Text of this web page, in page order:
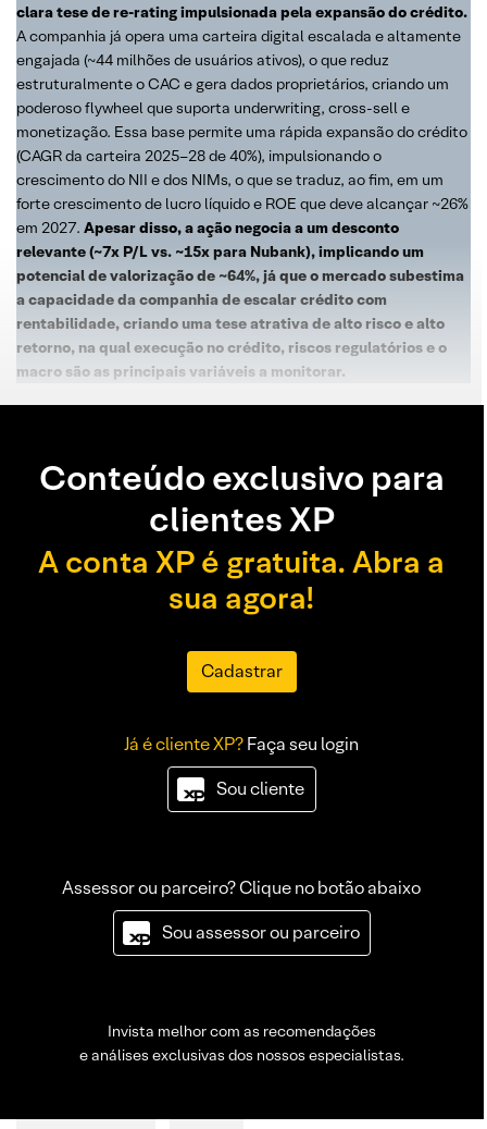
clara tese de re-rating impulsionada pela expansão do crédito.
A companhia já opera uma carteira digital escalada e altamente
engajada (~44 milhões de usuários ativos), o que reduz
estruturalmente o CAC e gera dados proprietários, criando um
poderoso flywheel que suporta underwriting, cross-sell e
monetização. Essa base permite uma rápida expansão do crédito
(CAGR da carteira 2025–28 de 40%), impulsionando o
crescimento do NII e dos NIMs, o que se traduz, ao fim, em um
forte crescimento de lucro líquido e ROE que deve alcançar ~26%
em 2027. Apesar disso, a ação negocia a um desconto
relevante (~7x P/L vs. ~15x para Nubank), implicando um
potencial de valorização de ~64%, já que o mercado subestima
a capacidade da companhia de escalar crédito com
rentabilidade, criando uma tese atrativa de alto risco e alto
retorno, na qual execução no crédito, riscos regulatórios e o
macro são as principais variáveis a monitorar.
Conteúdo exclusivo para
clientes XP
A conta XP é gratuita. Abra a
sua agora!
Cadastrar
Já é cliente XP?Faça seu login
Sou cliente
Assessor ou parceiro? Clique no botão abaixo
Sou assessor ou parceiro
Invista melhor com as recomendações
e análises exclusivas dos nossos especialistas.